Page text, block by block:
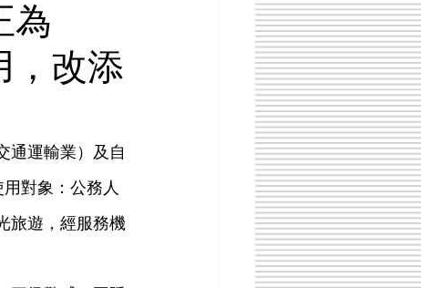
為
，改添
通運輸業）及自
對象：公務人
旅遊，經服務機